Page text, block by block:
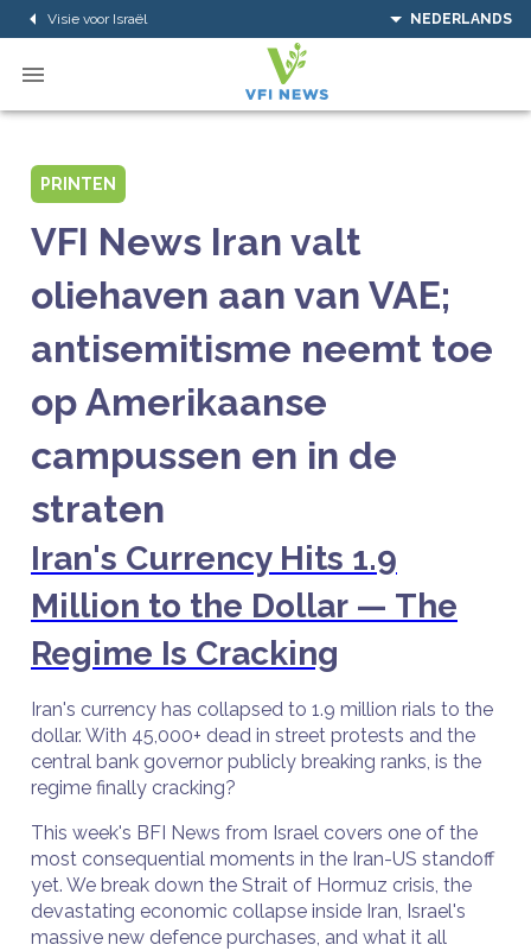
Visie voor Israël NEDERLANDS
PRINTEN
VFI News Iran valt
oliehaven aan van VAE;
antisemitisme neemt toe
op Amerikaanse
campussen en in de
straten
Iran's Currency Hits 1.9
Million to the Dollar — The
Regime Is Cracking
Iran's currency has collapsed to 1.9 million rials to the
dollar. With 45,000+ dead in street protests and the
central bank governor publicly breaking ranks, is the
regime finally cracking?
This week's BFI News from Israel covers one of the
most consequential moments in the Iran-US standoff
yet. We break down the Strait of Hormuz crisis, the
devastating economic collapse inside Iran, Israel's
massive new defence purchases, and what it all